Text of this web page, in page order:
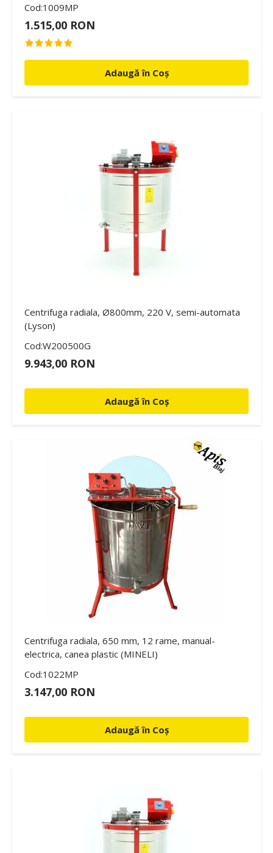
Cod:1009MP
1.515,00 RON
Adaugă în Coș
Centrifuga radiala, Ø800mm, 220 V, semi-automata
(Lyson)
Cod:W200500G
9.943,00 RON
Adaugă în Coș
Centrifuga radiala, 650 mm, 12 rame, manual-
electrica, canea plastic (MINELI)
Cod:1022MP
3.147,00 RON
Adaugă în Coș